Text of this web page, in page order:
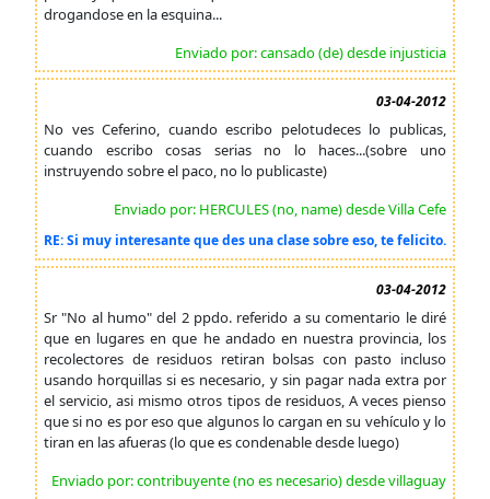
drogandose en la esquina...
Enviado por: cansado (de) desde injusticia
03-04-2012
No ves Ceferino, cuando escribo pelotudeces lo publicas,
cuando escribo cosas serias no lo haces...(sobre uno
instruyendo sobre el paco, no lo publicaste)
Enviado por: HERCULES (no, name) desde Villa Cefe
RE: Si muy interesante que des una clase sobre eso, te felicito.
03-04-2012
Sr "No al humo" del 2 ppdo. referido a su comentario le diré
que en lugares en que he andado en nuestra provincia, los
recolectores de residuos retiran bolsas con pasto incluso
usando horquillas si es necesario, y sin pagar nada extra por
el servicio, asi mismo otros tipos de residuos, A veces pienso
que si no es por eso que algunos lo cargan en su vehículo y lo
tiran en las afueras (lo que es condenable desde luego)
Enviado por: contribuyente (no es necesario) desde villaguay